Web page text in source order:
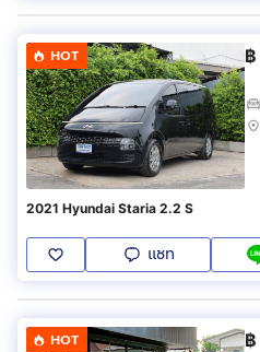
HOT ฿
2021 Hyundai Staria 2.2 S
แชท
HOT ฿